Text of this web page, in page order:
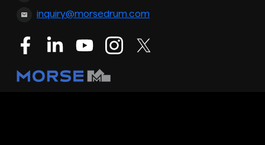
inquiry@morsedrum.com